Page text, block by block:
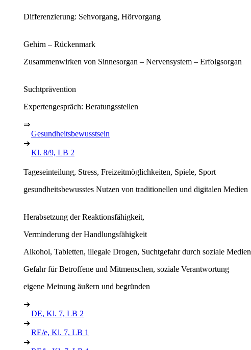
Differenzierung: Sehvorgang, Hörvorgang
Gehirn – Rückenmark
Zusammenwirken von Sinnesorgan – Nervensystem – Erfolgsorgan
Suchtprävention
Expertengespräch: Beratungsstellen
⇒
Gesundheitsbewusstsein
➔
Kl. 8/9, LB 2
Tageseinteilung, Stress, Freizeitmöglichkeiten, Spiele, Sport
gesundheitsbewusstes Nutzen von traditionellen und digitalen Medien
Herabsetzung der Reaktionsfähigkeit,
Verminderung der Handlungsfähigkeit
Alkohol, Tabletten, illegale Drogen, Suchtgefahr durch soziale Medien
Gefahr für Betroffene und Mitmenschen, soziale Verantwortung
eigene Meinung äußern und begründen
➔
DE, Kl. 7, LB 2
➔
RE/e, Kl. 7, LB 1
➔